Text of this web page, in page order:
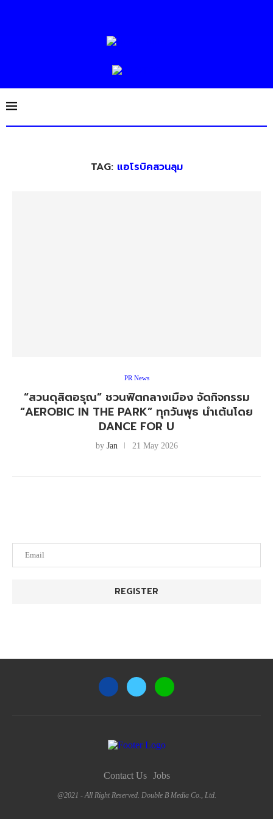
TAG: แอโรบิคสวนลุม
PR News
“สวนดุสิตอรุณ” ชวนฟิตกลางเมือง จัดกิจกรรม
“AEROBIC IN THE PARK” ทุกวันพุธ นำเต้นโดย
DANCE FOR U
by Jan 21 May 2026
Contact Us Jobs
@2021 - All Right Reserved. Double B Media Co., Ltd.